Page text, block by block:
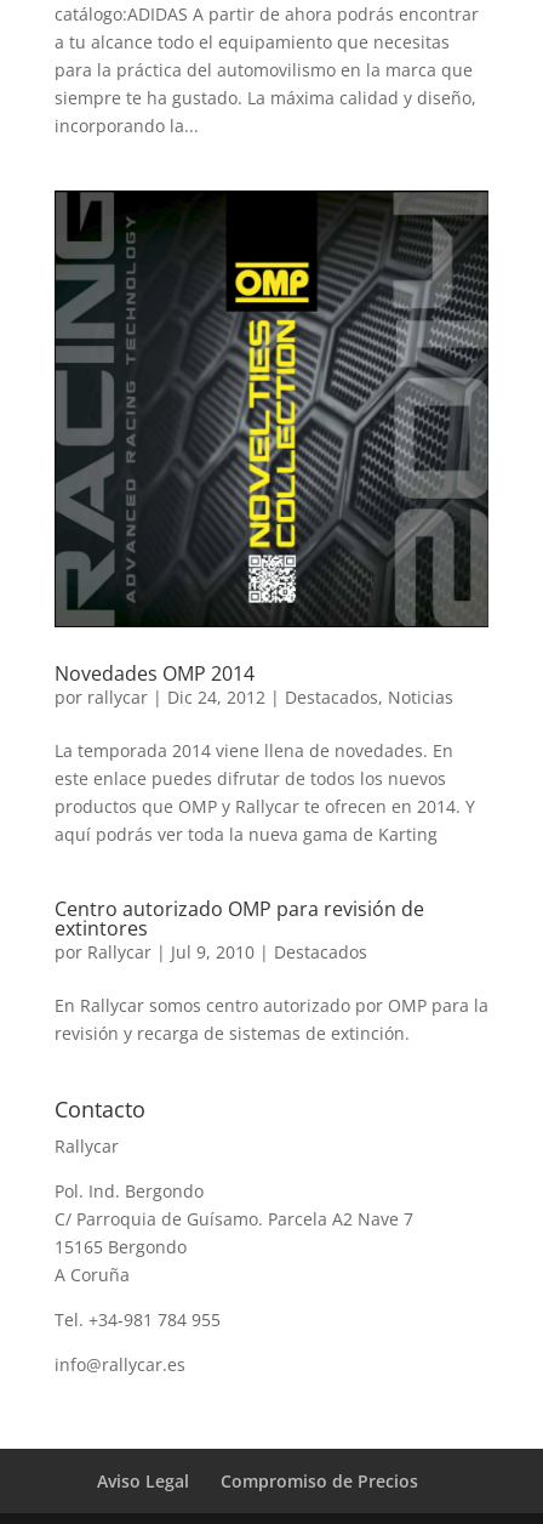
catálogo:ADIDAS A partir de ahora podrás encontrar
a tu alcance todo el equipamiento que necesitas
para la práctica del automovilismo en la marca que
siempre te ha gustado. La máxima calidad y diseño,
incorporando la...
Novedades OMP 2014
por rallycar| Dic 24, 2012 | Destacados, Noticias
La temporada 2014 viene llena de novedades. En
este enlace puedes difrutar de todos los nuevos
productos que OMP y Rallycar te ofrecen en 2014. Y
aquí podrás ver toda la nueva gama de Karting
Centro autorizado OMP para revisión de
extintores
por Rallycar| Jul 9, 2010| Destacados
En Rallycar somos centro autorizado por OMP para la
revisión y recarga de sistemas de extinción.
Contacto
Rallycar
Pol. Ind. Bergondo
C/ Parroquia de Guísamo. Parcela A2 Nave 7
15165 Bergondo
A Coruña
Tel. +34-981 784 955
info@rallycar.es
Aviso Legal Compromiso de Precios